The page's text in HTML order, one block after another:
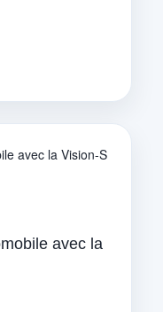
avec la